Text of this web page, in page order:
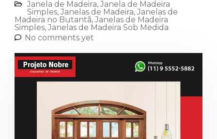
Janela de Madeira, Janela de Madeira
Simples, Janelas de Madeira, Janelas de
Madeira no Butantã, Janelas de Madeira
Simples, Janelas de Madeira Sob Medida
No comments yet